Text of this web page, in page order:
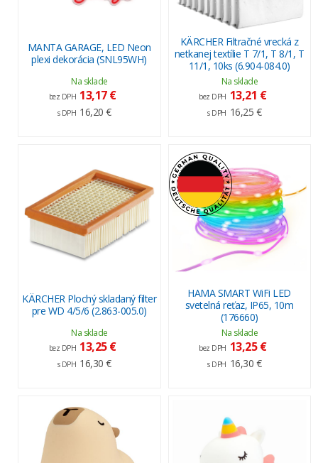
MANTA GARAGE, LED Neon
plexi dekorácia (SNL95WH)
Na sklade
bez DPH 13,17 €
s DPH 16,20 €
KÄRCHER Filtračné vrecká z
netkanej textílie T 7/1, T 8/1, T
11/1, 10ks (6.904-084.0)
Na sklade
bez DPH 13,21 €
s DPH 16,25 €
KÄRCHER Plochý skladaný filter
pre WD 4/5/6 (2.863-005.0)
Na sklade
bez DPH 13,25 €
s DPH 16,30 €
HAMA SMART WiFi LED
svetelná reťaz, IP65, 10m
(176660)
Na sklade
bez DPH 13,25 €
s DPH 16,30 €